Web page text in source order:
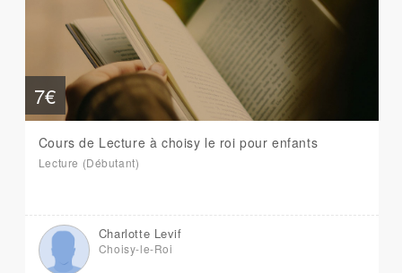
7€
Cours de Lecture à choisy le roi pour enfants
Lecture (Débutant)
Charlotte Levif
Choisy-le-Roi